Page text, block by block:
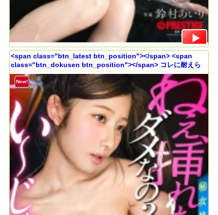
<span class="btn_latest btn_position"></span> <span
class="btn_dokusen btn_position"></span> コレに耐えら
れるはずがないんだよなぁwwしかもこんな爆美女で税理士っ
て、エロすぎるて。。賢い女の御法度チ◯ポにうっとりするメ
スの表情、堪らんです。。騎乗位なんてもう腰クネエグいしチ
◯ポを物みたいにイキまくってて好きww#女風#女性用風俗#覗
き＃女のごほうび ：file.45
New!